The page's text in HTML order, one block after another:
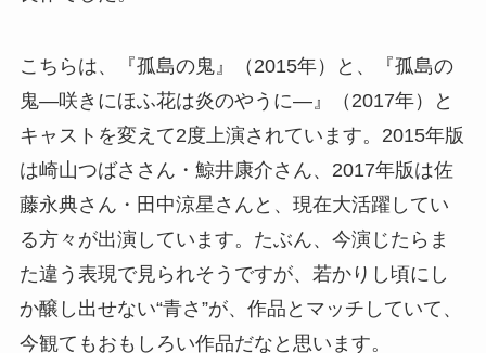
こちらは、『孤島の鬼』（2015年）と、『孤島の
鬼―咲きにほふ花は炎のやうに―』（2017年）と
キャストを変えて2度上演されています。2015年版
は崎山つばささん・鯨井康介さん、2017年版は佐
藤永典さん・田中涼星さんと、現在大活躍してい
る方々が出演しています。たぶん、今演じたらま
た違う表現で見られそうですが、若かりし頃にし
か醸し出せない“青さ”が、作品とマッチしていて、
今観てもおもしろい作品だなと思います。